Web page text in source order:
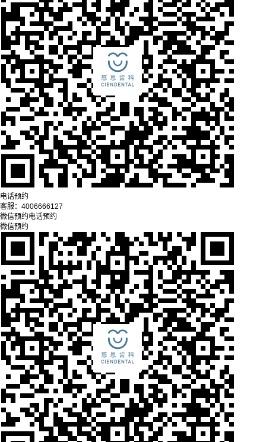
电话预约
客服： 4006666127
微信预约电话预约
微信预约